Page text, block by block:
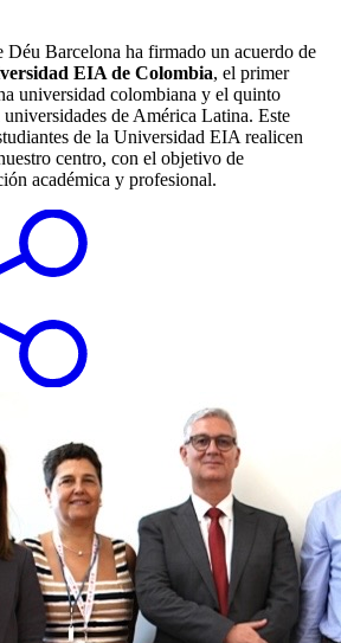
Déu Barcelona ha firmado un acuerdo de
EIA de Colombia, el primer
universidad colombiana y el quinto
de América Latina. Este
de la Universidad EIA realicen
centro, con el objetivo de
académica y profesional.